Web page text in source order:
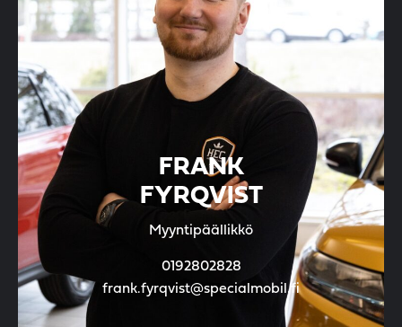
FRANK
FYRQVIST
Myyntipäällikkö
0192802828
frank.fyrqvist@specialmobil.fi